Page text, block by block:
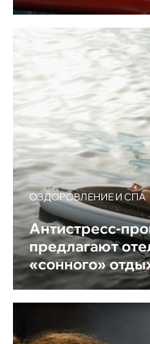
ОЗДОРОВЛЕНИЕ И СПА
Антистресс-
предлагают
«сонного»